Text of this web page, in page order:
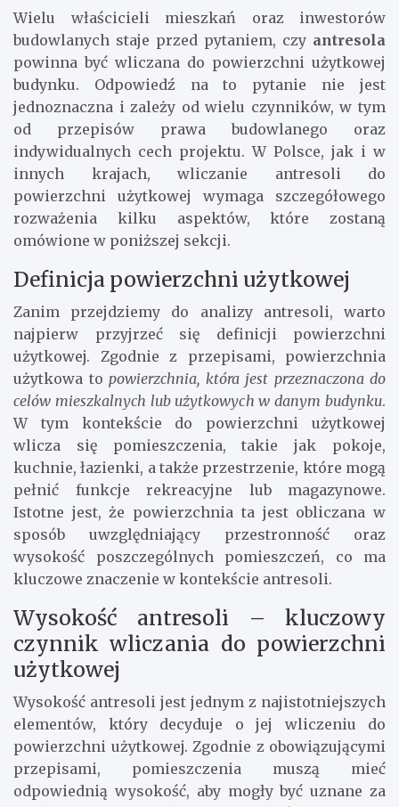
Wielu właścicieli mieszkań oraz inwestorów
budowlanych staje przed pytaniem, czy antresola
powinna być wliczana do powierzchni użytkowej
budynku. Odpowiedź na to pytanie nie jest
jednoznaczna i zależy od wielu czynników, w tym
od przepisów prawa budowlanego oraz
indywidualnych cech projektu. W Polsce, jak i w
innych krajach, wliczanie antresoli do
powierzchni użytkowej wymaga szczegółowego
rozważenia kilku aspektów, które zostaną
omówione w poniższej sekcji.
Definicja powierzchni użytkowej
Zanim przejdziemy do analizy antresoli, warto
najpierw przyjrzeć się definicji powierzchni
użytkowej. Zgodnie z przepisami, powierzchnia
użytkowa to powierzchnia, która jest przeznaczona do
celów mieszkalnych lub użytkowych w danym budynku.
W tym kontekście do powierzchni użytkowej
wlicza się pomieszczenia, takie jak pokoje,
kuchnie, łazienki, a także przestrzenie, które mogą
pełnić funkcje rekreacyjne lub magazynowe.
Istotne jest, że powierzchnia ta jest obliczana w
sposób uwzględniający przestronność oraz
wysokość poszczególnych pomieszczeń, co ma
kluczowe znaczenie w kontekście antresoli.
Wysokość antresoli – kluczowy
czynnik wliczania do powierzchni
użytkowej
Wysokość antresoli jest jednym z najistotniejszych
elementów, który decyduje o jej wliczeniu do
powierzchni użytkowej. Zgodnie z obowiązującymi
przepisami, pomieszczenia muszą mieć
odpowiednią wysokość, aby mogły być uznane za